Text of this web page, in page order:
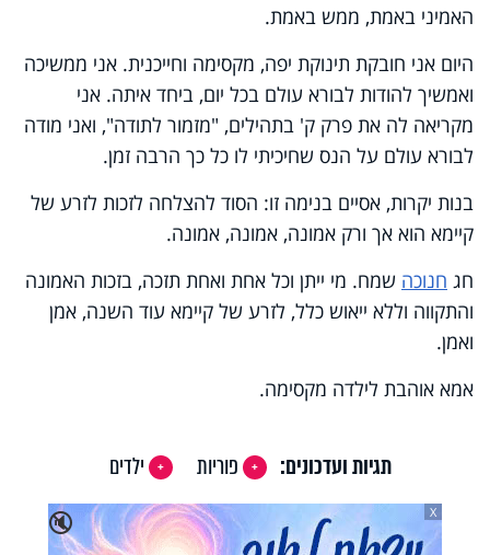
האמיני באמת, ממש באמת.
היום אני חובקת תינוקת יפה, מקסימה וחייכנית. אני ממשיכה
ואמשיך להודות לבורא עולם בכל יום, ביחד איתה. אני
מקריאה לה את פרק ק' בתהילים, "מזמור לתודה", ואני מודה
לבורא עולם על הנס שחיכיתי לו כל כך הרבה זמן.
בנות יקרות, אסיים בנימה זו: הסוד להצלחה לזכות לזרע של
קיימא הוא אך ורק אמונה, אמונה, אמונה.
חג חנוכה שמח. מי ייתן וכל אחת ואחת תזכה, בזכות האמונה
והתקווה וללא ייאוש כלל, לזרע של קיימא עוד השנה, אמן
ואמן.
אמא אוהבת לילדה מקסימה.
תגיות ועדכונים: פוריות
ילדים
🔇
X